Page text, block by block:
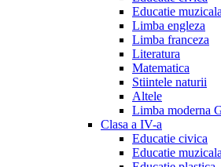
Educatie
Limba engleza
Limba franceza
Literatura
Matematica
Stiintele naturii
Altele
Limba moderna
Clasa a IV-a
Educatie civica
Educatie